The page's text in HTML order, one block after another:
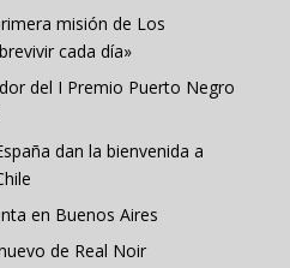
misión de Los
cada día»
del I Premio Puerto Negro
dan la bienvenida a
en Buenos Aires
de Real Noir